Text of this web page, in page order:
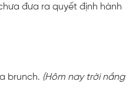
đưa ra quyết định hành
brunch. (Hôm nay trời nắng